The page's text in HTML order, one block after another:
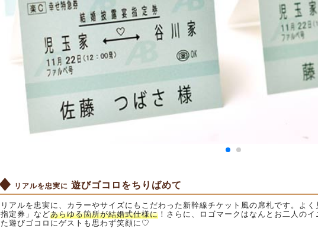
リアルを忠実に 遊びゴコロをちりばめて
リアルを忠実に、カラーやサイズにもこだわった新幹線チケット風の席札です。よ
指定券」などあらゆる箇所が結婚式仕様に！さらに、ロゴマークはなんとお二人の
た遊びゴコロにゲストも思わず笑顔に♡